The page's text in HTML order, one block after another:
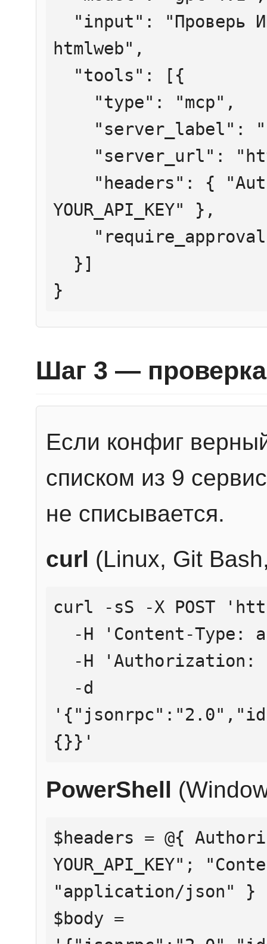
htmlweb",
YOUR_API_KEY" },
}
Шаг 3 — проверка
Если конфиг
списком из 9
не списывается.
curl (Linux, Git
curl -sS -X POST
{}}'
PowerShell
$headers = @{
YOUR_API_KEY";
"application/json" }
$body =